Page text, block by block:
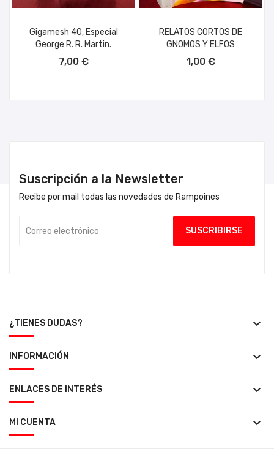
Gigamesh 40, Especial
George R. R. Martin.
7,00 €
RELATOS CORTOS DE
GNOMOS Y ELFOS
1,00 €
Suscripción a la Newsletter
Recibe por mail todas las novedades de Rampoines
¿TIENES DUDAS? keyboard_arrow_down
INFORMACIÓN keyboard_arrow_down
ENLACES DE INTERÉS keyboard_arrow_down
MI CUENTA keyboard_arrow_down